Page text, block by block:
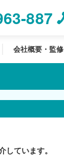
887
会社概要・監修
ています。